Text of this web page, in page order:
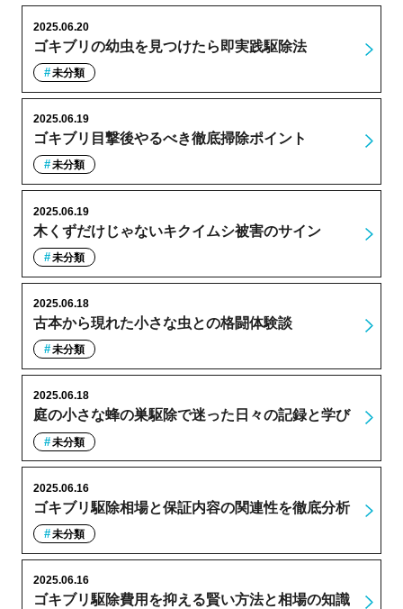
ゴキブリの幼虫を見つけたら即実践駆除法
2025.06.20
未分類
ゴキブリ目撃後やるべき徹底掃除ポイント
2025.06.19
未分類
木くずだけじゃないキクイムシ被害のサイン
2025.06.19
未分類
古本から現れた小さな虫との格闘体験談
2025.06.18
未分類
庭の小さな蜂の巣駆除で迷った日々の記録と学び
2025.06.18
未分類
ゴキブリ駆除相場と保証内容の関連性を徹底分析
2025.06.16
未分類
ゴキブリ駆除費用を抑える賢い方法と相場の知識
2025.06.16